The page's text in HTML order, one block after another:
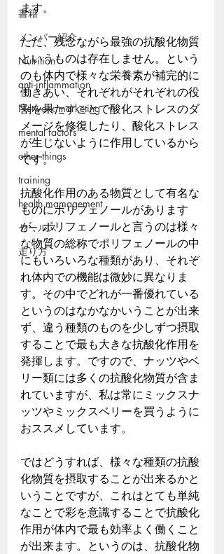
書籍
メンバー紹介
Nutrition
anti-inflammation
Network marketing
mental factors
other things
training
health mamagement
セールス
走り方
ます。
ただ、残念ながら最強の抗酸化物質
というものは存在しません。という
のも体内で様々な栄養素が補完的に
働きあい、それぞれがそれぞれの役
割を果たすことで酸化ストレスのダ
メージを修復したり、酸化ストレス
が生じないように作用しているから
です。
抗酸化作用のある物質として有名な
ものにポリフェノールがあります
が、ポリフェノールと言うのは様々
な物質の総称でポリフェノールの中
にもいろいろな種類があり、それぞ
れ体内での機能は微妙に異なりま
す。その中でどれが一番優れている
というのはなかなかいうことが出来
ず、違う種類のものを少しずつ摂取
することで最も大きな抗酸化作用を
発揮します。ですので、ナッツやベ
リー類には多くの抗酸化物質が含ま
れていますが、私は常にミックスナ
ッツやミックスベリーを買うように
おススメしています。
ではどうすれば、様々な種類の抗酸
化物質を摂取することが出来るかと
いうことですが、これはとても単純
なことで彩を意識することで抗酸化
作用が体内で最も効率よく働くこと
が出来ます。というのは、抗酸化物